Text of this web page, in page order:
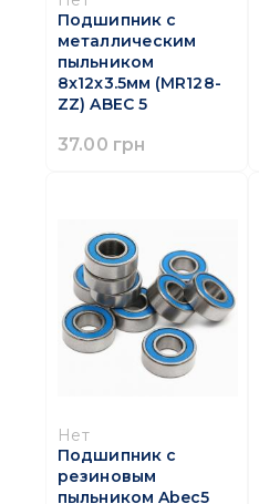
Подшипник с
металлическим
пыльником
8x12x3.5мм (MR128-
ZZ) ABEC 5
37.00 грн
Нет
Подшипник с
резиновым
пыльником Abec5